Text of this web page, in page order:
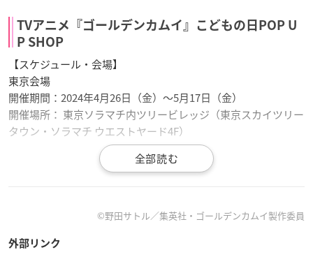
TVアニメ『ゴールデンカムイ』こどもの日POP U
P SHOP
【スケジュール・会場】
東京会場
開催期間：2024年4月26日（金）～5月17日（金）
開催場所： 東京ソラマチ内ツリービレッジ（東京スカイツリー
タウン・ソラマチ ウエストヤード4F）
©野田サトル／集英社・ゴールデンカムイ製作委員
外部リンク